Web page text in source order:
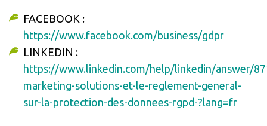
FACEBOOK :
https://www.facebook.com/business/gdpr
LINKEDIN :
https://www.linkedin.com/help/linkedin/answer/
marketing-solutions-et-le-reglement-general-
sur-la-protection-des-donnees-rgpd-?lang=fr